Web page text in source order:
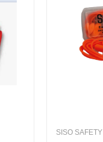
SISO SAFETY